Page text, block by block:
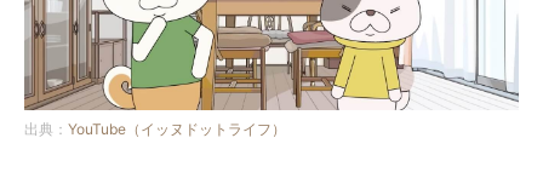
出典： YouTube（イッヌドットライフ）